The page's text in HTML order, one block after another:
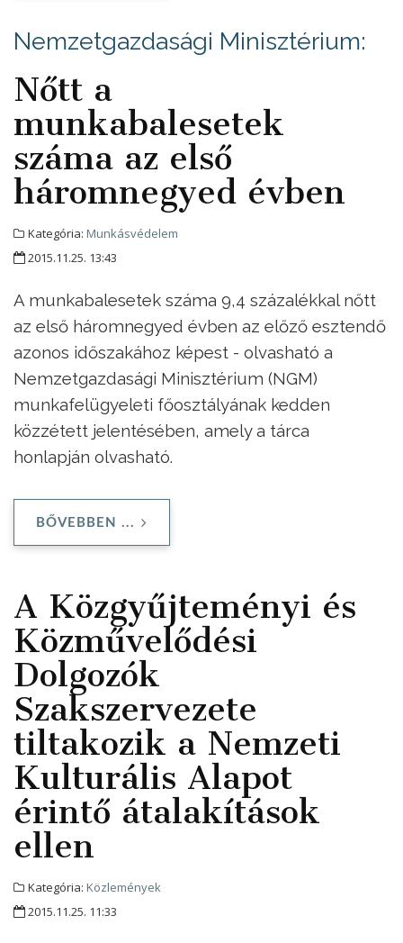
Nemzetgazdasági Minisztérium:
Nőtt a
munkabalesetek
száma az első
háromnegyed évben
Kategória: Munkásvédelem
2015.11.25. 13:43
A munkabalesetek száma 9,4 százalékkal nőtt
az első háromnegyed évben az előző esztendő
azonos időszakához képest - olvasható a
Nemzetgazdasági Minisztérium (NGM)
munkafelügyeleti főosztályának kedden
közzétett jelentésében, amely a tárca
honlapján olvasható.
BŐVEBBEN ...
A Közgyűjteményi és
Közművelődési
Dolgozók
Szakszervezete
tiltakozik a Nemzeti
Kulturális Alapot
érintő átalakítások
ellen
Kategória: Közlemények
2015.11.25. 11:33